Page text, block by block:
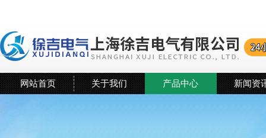
网站首页 关于我们 产品中心 新闻资